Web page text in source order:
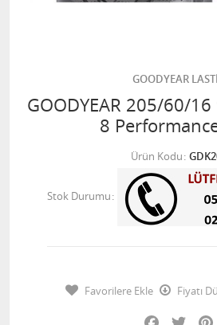
GOODYEAR
GOODYEAR 205/60/
8
Ürün Kodu
Stok Durumu
Favorilere Ekle
Fiyatı
Facebook
Twitter